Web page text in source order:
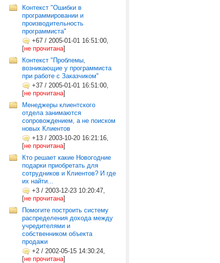
Контекст "Ошибки в
программировании и
производительность
программиста"
+67 / 2005-01-01 16:51:00,
[не прочитана]
Контекст "Проблемы,
возникающие у программиста
при работе с Заказчиком"
+37 / 2005-01-01 16:51:00,
[не прочитана]
Менеджеры клиентского
отдела занимаются
сопровождением, а не поиском
новых Клиентов
+13 / 2003-10-20 16:21:16,
[не прочитана]
Кто решает какие Новогодние
подарки приобретать для
сотрудников и Клиентов? И где
их найти...
+3 / 2003-12-23 10:20:47,
[не прочитана]
Помогите построить систему
распределения дохода между
учредителями и
собственником объекта
продажи
+2 / 2002-05-15 14:30:24,
[не прочитана]